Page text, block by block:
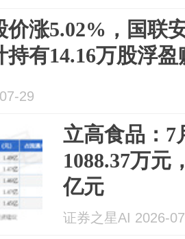
价涨5.02%，国联
有14.16万股浮盈
29
立高食品：7
1088.37万元
亿元
证券之星AI 2026-